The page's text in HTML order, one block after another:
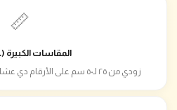
📏
المقاسات الكبيرة (L وفوق)
زودي من ٢٥ لـ٥٠ سم على الأرقام دي عشان التصميم يظبط وما يضيقش